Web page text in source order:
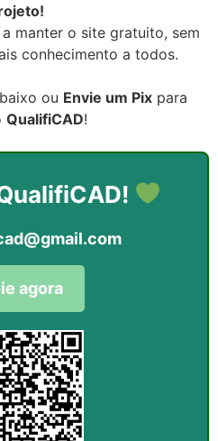
manter o site gratuito, sem
conhecimento a todos.
ou Envie um Pix para
QualifiCAD!
agora